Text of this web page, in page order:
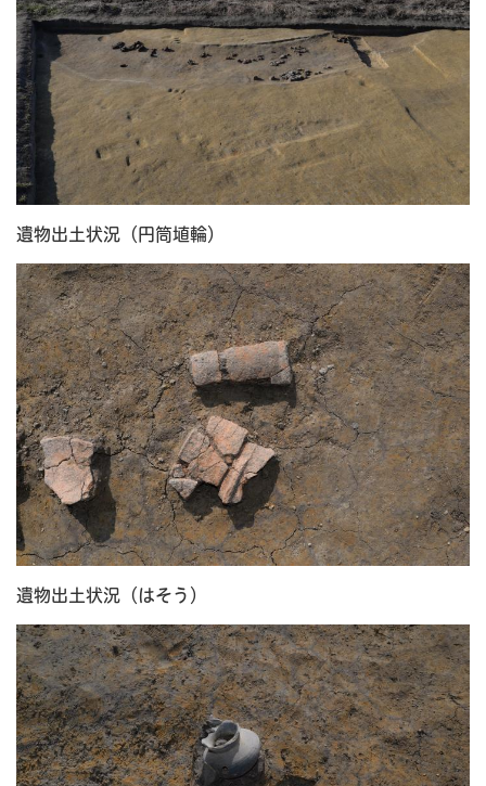
遺物出土状況（円筒埴輪）
遺物出土状況（はそう）